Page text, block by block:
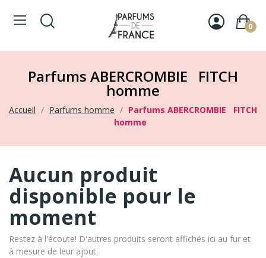
0
Parfums ABERCROMBIE FITCH
homme
Accueil Parfums homme
Parfums ABERCROMBIE FITCH
homme
Aucun produit
disponible pour le
moment
Restez à l'écoute! D'autres produits seront affichés ici au fur et
à mesure de leur ajout.